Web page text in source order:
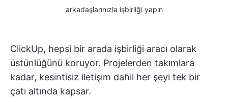
arkadaşlarınızla işbirliği yapın
ClickUp, hepsi bir arada işbirliği aracı olarak
üstünlüğünü koruyor. Projelerden takımlara
kadar, kesintisiz iletişim dahil her şeyi tek bir
çatı altında kapsar.